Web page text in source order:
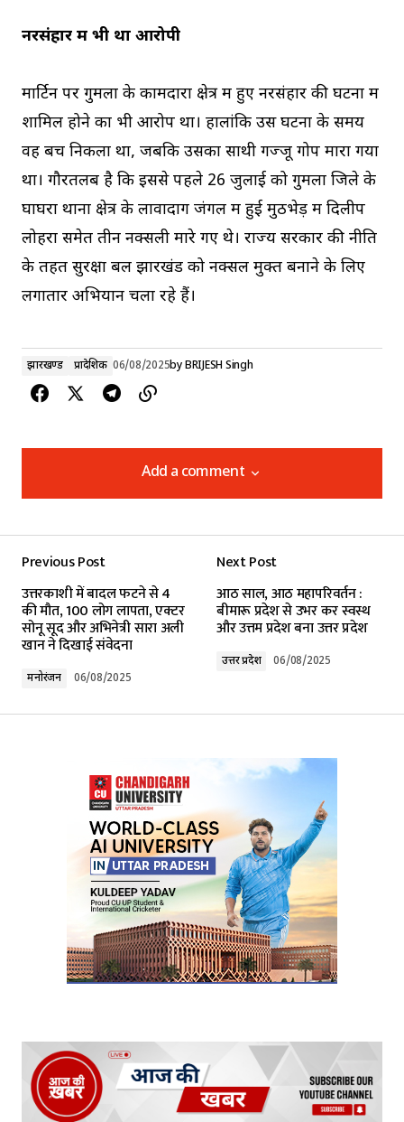
नरसंहार में भी था आरोपी
मार्टिन पर गुमला के कामदारा क्षेत्र में हुए नरसंहार की घटना में
शामिल होने का भी आरोप था। हालांकि उस घटना के समय
वह बच निकला था, जबकि उसका साथी गज्जू गोप मारा गया
था। गौरतलब है कि इससे पहले 26 जुलाई को गुमला जिले के
घाघरा थाना क्षेत्र के लावादाग जंगल में हुई मुठभेड़ में दिलीप
लोहरा समेत तीन नक्सली मारे गए थे। राज्य सरकार की नीति
के तहत सुरक्षा बल झारखंड को नक्सल मुक्त बनाने के लिए
लगातार अभियान चला रहे हैं।
झारखण्ड प्रादेशिक 06/08/2025byBRIJESH Singh
Add a comment
Add a comment
Required fields are marked*
Comment*
Your E-mail*
Submit Comment
Previous Post
उत्तरकाशी में बादल फटने से 4
की मौत, 100 लोग लापता, एक्टर
सोनू सूद और अभिनेत्री सारा अली
खान ने दिखाई संवेदना
मनोरंजन 06/08/2025
Next Post
आठ साल, आठ महापरिवर्तन :
बीमारू प्रदेश से उभर कर स्वस्थ
और उत्तम प्रदेश बना उत्तर प्रदेश
उत्तर प्रदेश 06/08/2025